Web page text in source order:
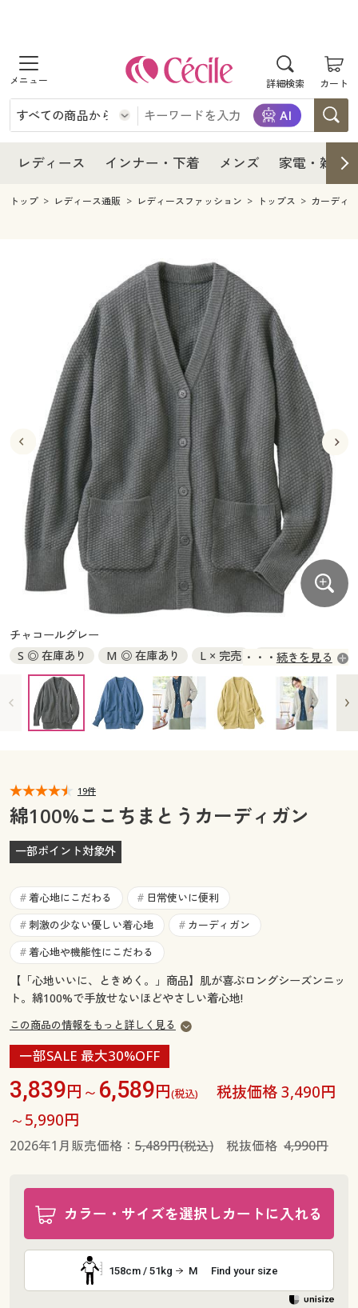
詳細検索 カート
商品を探す
レディース
レディースファッション
インナー・下着
インナー・下着通販すべて
ジュニア・ティーンズ下着
メンズ
メンズファッション
メンズ下着
キッチン・雑貨・日用品
寝具・インテリア・家具
寝具・インテリア・家具通販すべて
家具・収納
寝具・ベッド
カーテン・ラグ・ファブリック
美容・健康
美容・健康通販すべて
美容・健康・サプリメント
制服・スクール
制服・スクールすべて
制服・学生服
ジュニア・ティーンズ下着
大きいサイズ
大きいサイズ通販すべて
大きいサイズ レディース服
大きいサイズ レディース下着
大きいサイズ メンズ
大きいサイズ 事務・制服
バーゲン
バーゲンセール
シークレットセール
詳細検索
商品カテゴリ一覧
カタログ
カタログ・チラシからのご注文
デジタルカタログ
カタログ無料プレゼント
マイページ
閲覧履歴
お気に入り
サポート
ご利用ガイド
レディース インナー・下着 メンズ 家電・雑貨
レディース
レディース通販すべて
レディースファッション
インナー・下着
インナー・下着通販すべて
ジュニア・ティーンズ下着
メンズ
キッチン・雑貨・日用品
寝具・インテリア・家具通販すべて
寝具・ベッド
カーテン・ラグ・ファブリック
美容・健康通販すべて
美容・健康・サプリメント
制服・スクール
制服・スクールすべて
制服・学生服
ジュニア・ティーンズ下着
大きいサイズ
大きいサイズ通販すべて
大きいサイズ レディース服
大きいサイズ レディース下着
大きいサイズ メンズ
大きいサイズ 事務・制服
バーゲン
バーゲンセール
シークレットセール
詳細検索
商品カテゴリ一覧
カタログ
カタログ・チラシからのご注文
カタログ無料プレゼント
会員メニュー
閲覧履歴
ご利用ガイド
よくある質問とお問い合わせ
トップ レディース通販 レディースファッション トップス カーディ
チャコールグレー
S ◎ 在庫あり
M ◎ 在庫あり L × 完売
LL × 完売
3L × 完売
続きを見る
19件
綿100%ここちまとうカーディガン
一部ポイント対象外
# 着心地にこだわる # 日常使いに便利
# 刺激の少ない優しい着心地 # カーディガン
# 着心地や機能性にこだわる
【「心地いいに、ときめく。」商品】肌が喜ぶロングシーズンニッ
ト。綿100%で手放せないほどやさしい着心地!
この商品の情報をもっと詳しく見る
一部SALE 最大30%OFF
3,839円～ 6,589円(税込)
税抜価格 3,490円
～5,990円
2026年1月販売価格： 5,489円(税込)税抜価格 4,990円
カラー・サイズを選択しカートに入れる
158cm / 51kg M Find your size